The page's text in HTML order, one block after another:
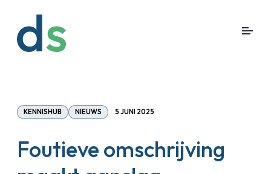
KENNISHUB NIEUWS 5 JUNI 2025
Foutieve omschrijving